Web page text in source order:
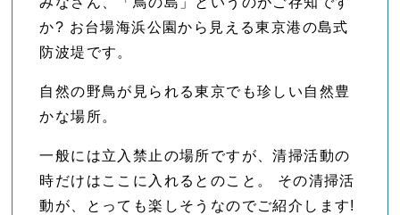
か? お台場海浜公園から見える東京港の島式
防波堤です。
自然の野鳥が見られる東京でも珍しい自然豊
かな場所。
一般には立入禁止の場所ですが、清掃活動の
時だけはここに入れるとのこと。 その清掃活
動が、とっても楽しそうなのでご紹介します!